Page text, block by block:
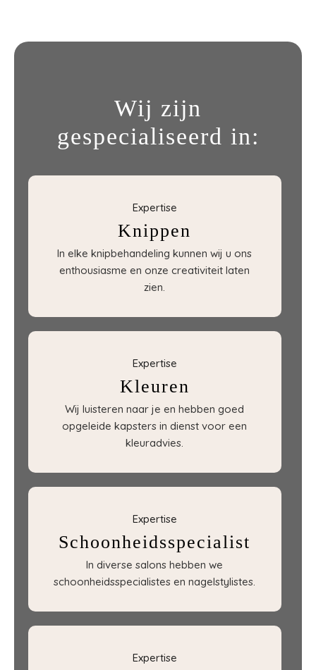
Wij zijn
gespecialiseerd in:
Expertise
Knippen
In elke knipbehandeling kunnen wij u ons
enthousiasme en onze creativiteit laten
zien.
Expertise
Kleuren
Wij luisteren naar je en hebben goed
opgeleide kapsters in dienst voor een
kleuradvies.
Expertise
Schoonheidsspecialist
In diverse salons hebben we
schoonheidsspecialistes en nagelstylistes.
Expertise